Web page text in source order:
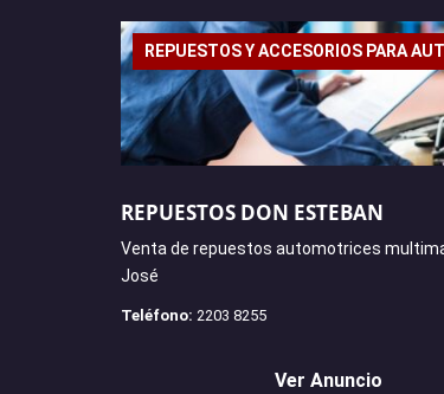
REPUESTOS Y ACCESORIOS PARA
REPUESTOS DON ESTEBAN
Venta de repuestos automotrices
José
Teléfono: 2203 8255
Ver Anuncio